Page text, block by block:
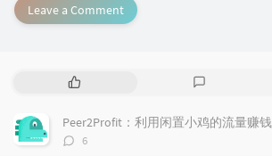
Leave a Comment
P
t
e
Peer2Profit：利用闲置小鸡的流量赚钱
评
6